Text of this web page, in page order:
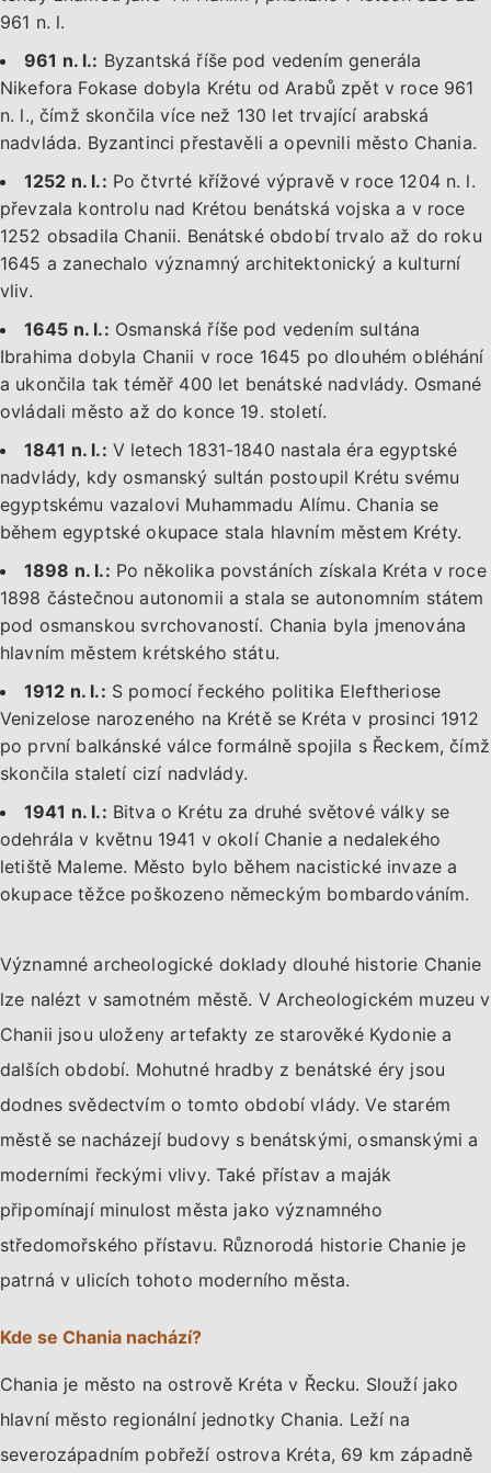
961 n. l.
961 n. l.: Byzantská říše pod vedením generála
Nikefora Fokase dobyla Krétu od Arabů zpět v roce 961
n. l., čímž skončila více než 130 let trvající arabská
nadvláda. Byzantinci přestavěli a opevnili město Chania.
1252 n. l.: Po čtvrté křížové výpravě v roce 1204 n. l.
převzala kontrolu nad Krétou benátská vojska a v roce
1252 obsadila Chanii. Benátské období trvalo až do roku
1645 a zanechalo významný architektonický a kulturní
vliv.
1645 n. l.: Osmanská říše pod vedením sultána
Ibrahima dobyla Chanii v roce 1645 po dlouhém obléhání
a ukončila tak téměř 400 let benátské nadvlády. Osmané
ovládali město až do konce 19. století.
1841 n. l.: V letech 1831-1840 nastala éra egyptské
nadvlády, kdy osmanský sultán postoupil Krétu svému
egyptskému vazalovi Muhammadu Alímu. Chania se
během egyptské okupace stala hlavním městem Kréty.
1898 n. l.: Po několika povstáních získala Kréta v roce
1898 částečnou autonomii a stala se autonomním státem
pod osmanskou svrchovaností. Chania byla jmenována
hlavním městem krétského státu.
1912 n. l.: S pomocí řeckého politika Eleftheriose
Venizelose narozeného na Krétě se Kréta v prosinci 1912
po první balkánské válce formálně spojila s Řeckem, čímž
skončila staletí cizí nadvlády.
1941 n. l.: Bitva o Krétu za druhé světové války se
odehrála v květnu 1941 v okolí Chanie a nedalekého
letiště Maleme. Město bylo během nacistické invaze a
okupace těžce poškozeno německým bombardováním.
Významné archeologické doklady dlouhé historie Chanie
lze nalézt v samotném městě. V Archeologickém muzeu v
Chanii jsou uloženy artefakty ze starověké Kydonie a
dalších období. Mohutné hradby z benátské éry jsou
dodnes svědectvím o tomto období vlády. Ve starém
městě se nacházejí budovy s benátskými, osmanskými a
moderními řeckými vlivy. Také přístav a maják
připomínají minulost města jako významného
středomořského přístavu. Různorodá historie Chanie je
patrná v ulicích tohoto moderního města.
Kde se Chania nachází?
Chania je město na ostrově Kréta v Řecku. Slouží jako
hlavní město regionální jednotky Chania. Leží na
severozápadním pobřeží ostrova Kréta, 69 km západně